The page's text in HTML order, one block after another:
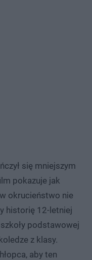
się mniejszym
pokazuje jak
okrucieństwo nie
historię 12-letniej
podstawowej
z klasy.
aby ten